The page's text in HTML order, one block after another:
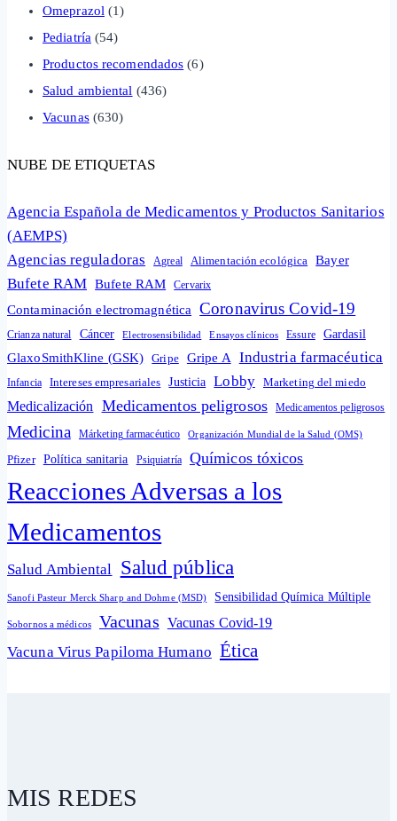
Omeprazol (1)
Pediatría (54)
Productos recomendados (6)
Salud ambiental (436)
Vacunas(630)
NUBE DE ETIQUETAS
Agencia Española de Medicamentos y Productos Sanitarios
(AEMPS)
Agencias reguladoras
Agreal Alimentación ecológica Bayer
Bufete RAM Bufete RAM Cervarix
Contaminación electromagnética Coronavirus Covid-19
Crianza natural Cáncer Electrosensibilidad Ensayos clínicos Essure Gardasil
GlaxoSmithKline (GSK) Gripe Gripe A Industria farmacéutica
Infancia Intereses empresariales Justicia Lobby Marketing del miedo
Medicalización Medicamentos peligrosos Medicamentos peligrosos
Medicina Márketing farmacéutico Organización Mundial de la Salud (OMS)
Pfizer Política sanitaria Psiquiatría Químicos tóxicos
Reacciones Adversas a los
Medicamentos
Salud Ambiental Salud pública
Sanofi Pasteur Merck Sharp and Dohme (MSD) Sensibilidad Química Múltiple
Sobornos a médicos Vacunas Vacunas Covid-19
Vacuna Virus Papiloma Humano Ética
MIS REDES